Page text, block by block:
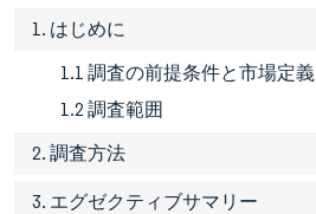
1. はじめに
1.1 調査の前提条件と市場定義
1.2 調査範囲
2. 調査方法
3. エグゼクティブサマリー